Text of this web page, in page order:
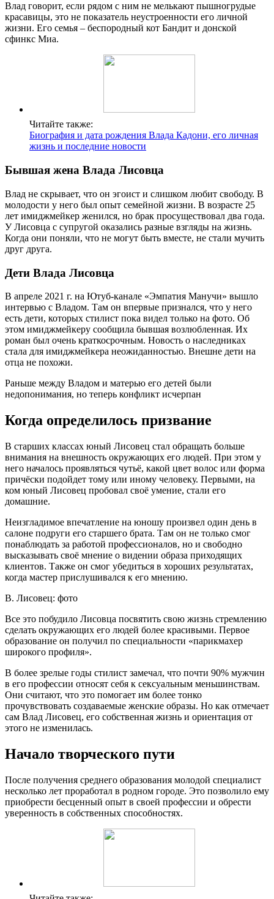
Влад говорит, если рядом с ним не мелькают пышногрудые
красавицы, это не показатель неустроенности его личной
жизни. Его семья – беспородный кот Бандит и донской
сфинкс Миа.
Читайте также:
Биография и дата рождения Влада Кадони, его личная
жизнь и последние новости
Бывшая жена Влада Лисовца
Влад не скрывает, что он эгоист и слишком любит свободу. В
молодости у него был опыт семейной жизни. В возрасте 25
лет имиджмейкер женился, но брак просуществовал два года.
У Лисовца с супругой оказались разные взгляды на жизнь.
Когда они поняли, что не могут быть вместе, не стали мучить
друг друга.
Дети Влада Лисовца
В апреле 2021 г. на Ютуб-канале «Эмпатия Манучи» вышло
интервью с Владом. Там он впервые признался, что у него
есть дети, которых стилист пока видел только на фото. Об
этом имиджмейкеру сообщила бывшая возлюбленная. Их
роман был очень краткосрочным. Новость о наследниках
стала для имиджмейкера неожиданностью. Внешне дети на
отца не похожи.
Раньше между Владом и матерью его детей были
недопонимания, но теперь конфликт исчерпан
Когда определилось призвание
В старших классах юный Лисовец стал обращать больше
внимания на внешность окружающих его людей. При этом у
него началось проявляться чутьё, какой цвет волос или форма
причёски подойдет тому или иному человеку. Первыми, на
ком юный Лисовец пробовал своё умение, стали его
домашние.
Неизгладимое впечатление на юношу произвел один день в
салоне подруги его старшего брата. Там он не только смог
понаблюдать за работой профессионалов, но и свободно
высказывать своё мнение о видении образа приходящих
клиентов. Также он смог убедиться в хороших результатах,
когда мастер прислушивался к его мнению.
В. Лисовец: фото
Все это побудило Лисовца посвятить свою жизнь стремлению
сделать окружающих его людей более красивыми. Первое
образование он получил по специальности «парикмахер
широкого профиля».
В более зрелые годы стилист замечал, что почти 90% мужчин
в его профессии относят себя к сексуальным меньшинствам.
Они считают, что это помогает им более тонко
прочувствовать создаваемые женские образы. Но как отмечает
сам Влад Лисовец, его собственная жизнь и ориентация от
этого не изменилась.
Начало творческого пути
После получения среднего образования молодой специалист
несколько лет проработал в родном городе. Это позволило ему
приобрести бесценный опыт в своей профессии и обрести
уверенность в собственных способностях.